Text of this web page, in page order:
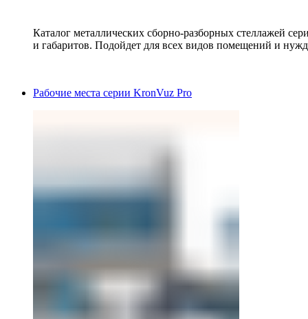
Каталог металлических сборно-разборных стеллажей
и габаритов. Подойдет для всех видов помещений и
Рабочие места серии KronVuz Pro